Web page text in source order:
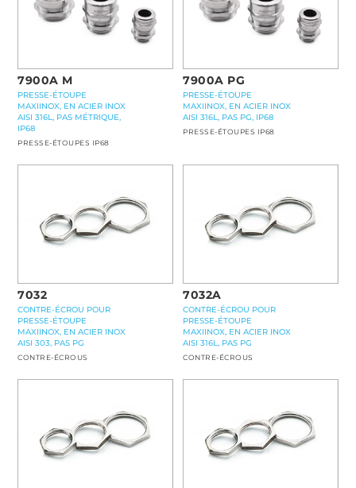
7900A M
PRESSE-ÉTOUPE
MAXIINOX, EN ACIER INOX
AISI 316L, PAS MÉTRIQUE,
IP68
PRESSE-ÉTOUPES IP68
7900A PG
PRESSE-ÉTOUPE
MAXIINOX, EN ACIER INOX
AISI 316L, PAS PG, IP68
PRESSE-ÉTOUPES IP68
7032
CONTRE-ÉCROU POUR
PRESSE-ÉTOUPE
MAXIINOX, EN ACIER INOX
AISI 303, PAS PG
CONTRE-ÉCROUS
7032A
CONTRE-ÉCROU POUR
PRESSE-ÉTOUPE
MAXIINOX, EN ACIER INOX
AISI 316L, PAS PG
CONTRE-ÉCROUS